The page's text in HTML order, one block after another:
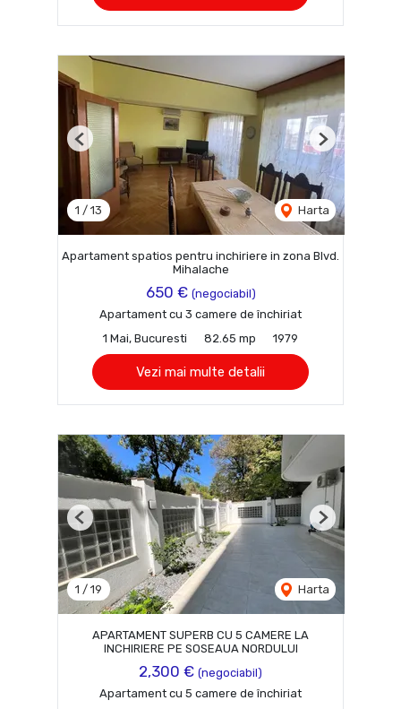
1 / 13 Harta
Previous Next
Apartament spatios pentru inchiriere in zona Blvd.
Mihalache
650 € (negociabil)
Apartament cu 3 camere de închiriat
1 Mai, Bucuresti
82.65 mp 1979
Vezi mai multe detalii
1 / 19 Harta
Previous Next
APARTAMENT SUPERB CU 5 CAMERE LA
INCHIRIERE PE SOSEAUA NORDULUI
2,300 € (negociabil)
Apartament cu 5 camere de închiriat